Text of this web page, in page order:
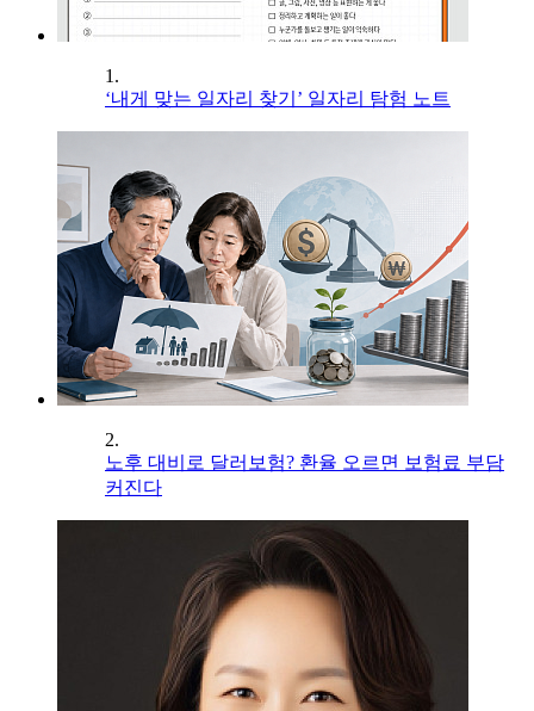
1.
‘내게 맞는 일자리 찾기’ 일자리 탐험 노트
2.
노후 대비로 달러보험? 환율 오르면 보험료 부담
커진다